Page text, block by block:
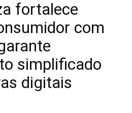
fortalece
com
simplificado
digitais